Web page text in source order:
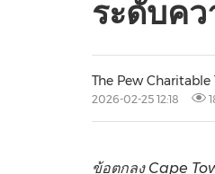
ระดับค
The Pew Charitable
2026-02-25 12:18
ข้อตกลง Cape